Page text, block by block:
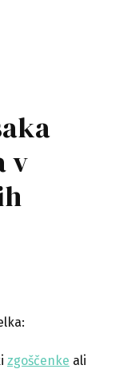
v
zgoščenke ali